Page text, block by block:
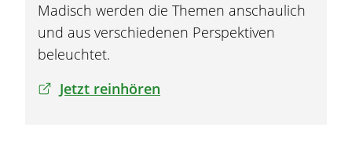
Madisch werden die Themen anschaulich
und aus verschiedenen Perspektiven
beleuchtet.
Jetzt reinhören